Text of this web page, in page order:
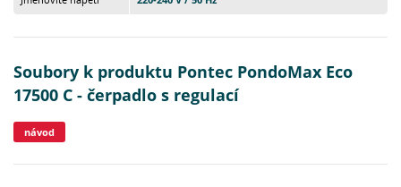
Soubory k produktu Pontec PondoMax Eco
17500 C - čerpadlo s regulací
návod